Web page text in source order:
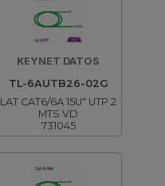
KEYNET DATOS
TL-6AUTB26-02G
LAT CAT6/6A 15U" UTP 2
MTS VD
731045